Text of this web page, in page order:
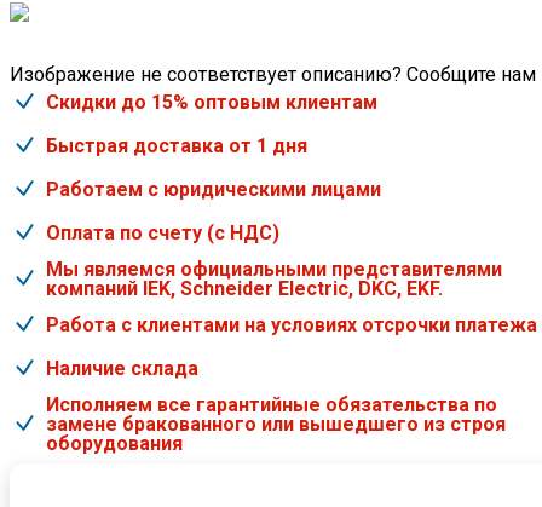
Изображение не соответствует описанию? Сообщите нам
Скидки до 15% оптовым клиентам
Быстрая доставка от 1 дня
Работаем с юридическими лицами
Оплата по счету (с НДС)
Мы являемся официальными представителями
компаний IEK, Schneider Electric, DKC, EKF.
Работа с клиентами на условиях отсрочки платежа
Наличие склада
Исполняем все гарантийные обязательства по
замене бракованного или вышедшего из строя
оборудования